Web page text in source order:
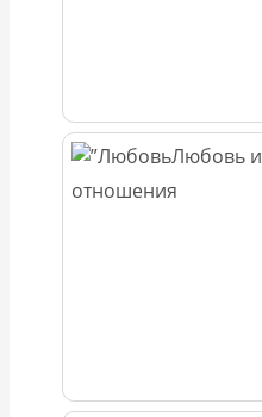
Любовь и
отношения